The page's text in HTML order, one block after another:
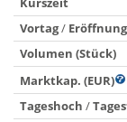
Vortag/ Eröffnung
Volumen (Stück)
Marktkap. (EUR)
Tageshoch /